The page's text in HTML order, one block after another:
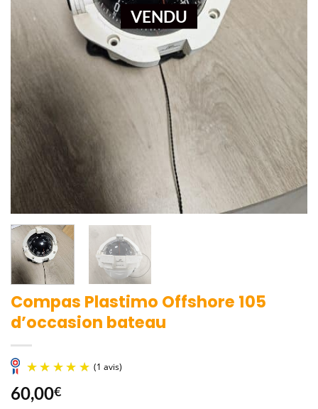
VENDU
Compas Plastimo Offshore 105
d’occasion bateau
60,00€